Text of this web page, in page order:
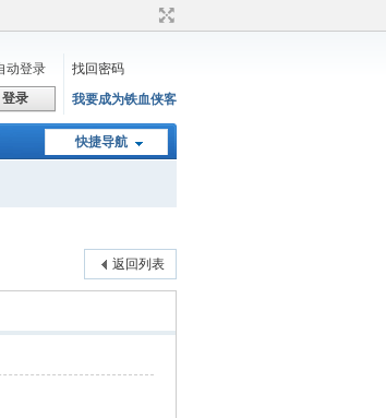
动登录
找回密码
登录 我要成为铁血侠客
快捷导航
返回列表